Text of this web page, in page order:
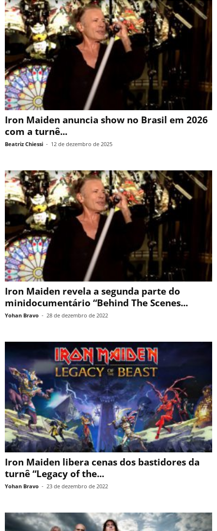
Iron Maiden anuncia show no Brasil em 2026
com a turnê...
Beatriz Chiessi - 12 de dezembro de 2025
Iron Maiden revela a segunda parte do
minidocumentário “Behind The Scenes...
Yohan Bravo - 28 de dezembro de 2022
Iron Maiden libera cenas dos bastidores da
turnê “Legacy of the...
Yohan Bravo - 23 de dezembro de 2022